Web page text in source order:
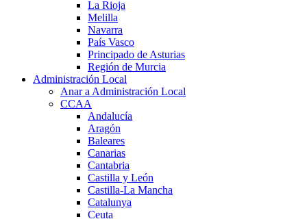
La Rioja
Melilla
Navarra
País Vasco
Principado de Asturias
Región de Murcia
Administración Local
Anar a Administración Local
CCAA
Andalucía
Aragón
Baleares
Canarias
Cantabria
Castilla y León
Castilla-La Mancha
Catalunya
Ceuta